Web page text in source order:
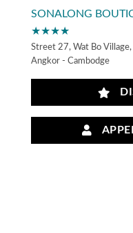
SONALONG
★★★★
Street 27, Wat Bo
Angkor - Cambodge